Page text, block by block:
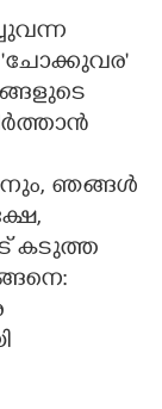
'ചോക്കുവര"
ഞങ്ങൾ
കടുത്ത